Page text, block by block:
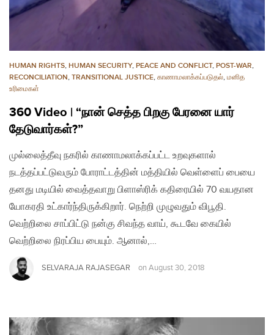
HUMAN RIGHTS, HUMAN SECURITY, PEACE AND CONFLICT, POST-WAR,
RECONCILIATION, TRANSITIONAL JUSTICE, காணாமலாக்கப்படுதல், மனித
உரிமைகள்
360 Video | “நான் செத்த பிறகு பேரனை யார்
தேடுவார்கள்?”
முல்லைத்தீவு நகரில் காணாமலாக்கப்பட்ட உறவுகளால்
நடத்தப்பட்டுவரும் போராட்டத்தின் மத்தியில் வெள்ளைப் பையை
தனது மடியில் வைத்தவாறு பிளாஸ்ரிக் கதிரையில் 70 வயதான
யோகரதி உட்கார்ந்திருக்கிறார். நெற்றி முழுவதும் விபூதி.
வெற்றிலை சாப்பிட்டு நன்கு சிவந்த வாய், கூடவே கையில்
வெற்றிலை நிரப்பிய பையும். ஆனால்,…
SELVARAJA RAJASEGAR on August 30, 2018